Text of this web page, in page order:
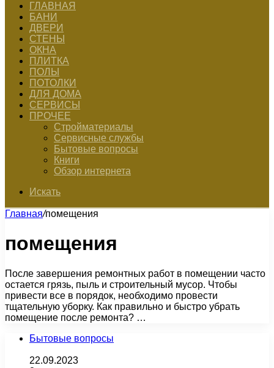
ГЛАВНАЯ
БАНИ
ДВЕРИ
СТЕНЫ
ОКНА
ПЛИТКА
ПОЛЫ
ПОТОЛКИ
ДЛЯ ДОМА
СЕРВИСЫ
ПРОЧЕЕ
Стройматериалы
Сервисные службы
Бытовые вопросы
Книги
Обзор интернета
Искать
Главная/помещения
помещения
После завершения ремонтных работ в помещении часто
остается грязь, пыль и строительный мусор. Чтобы
привести все в порядок, необходимо провести
тщательную уборку. Как правильно и быстро убрать
помещение после ремонта? …
Бытовые вопросы
22.09.2023